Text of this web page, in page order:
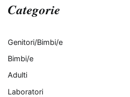
Categorie
Genitori/Bimbi/e
Bimbi/e
Adulti
Laboratori